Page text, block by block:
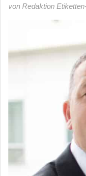
von Redaktion